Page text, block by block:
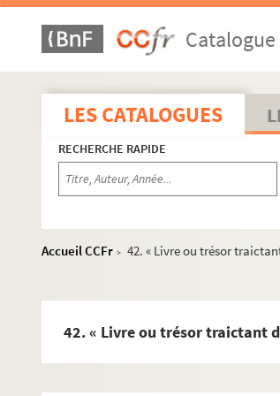
LES CATALOGUES
RECHERCHE RAPIDE
Accueil CCFr > 42. « Livre ou trésor
42. « Livre ou trésor traictant
14. « Totius theologiae specimen, ad
15. « Cursus theologicus, ad usum fr.
16. « Tractatus de Incarnatione,
17. « Tractatus de gratia, traditus a
19. Sermones sanctorales
20. Psautier Incomplet
21. « Livre second. De la vie de la
25. Lettres de S. Augustin. Traduction